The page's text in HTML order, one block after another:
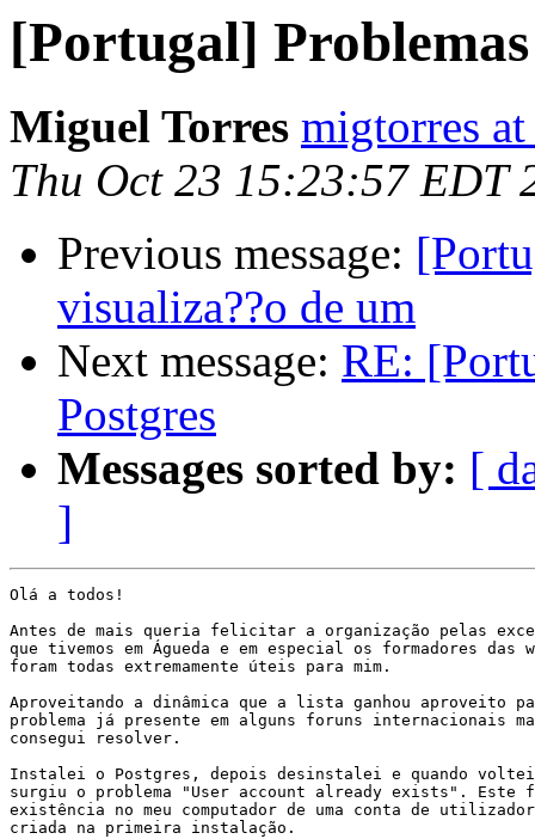
[Portugal]
Miguel Torres migtorres
Thu Oct 23 15:23:57 EDT
Previous message:
visualiza??o de um
Next message: RE:
Postgres
Messages sorted by: [
]
Olá a todos!
Antes de mais queria felicitar a organização pelas
que tivemos em Águeda e em especial os formadores das
foram todas extremamente úteis para mim.
Aproveitando a dinâmica que a lista ganhou aproveito
problema já presente em alguns foruns internacionais
consegui resolver.
Instalei o Postgres, depois desinstalei e quando
surgiu o problema "User account already exists". Este
existência no meu computador de uma conta de
criada na primeira instalação.